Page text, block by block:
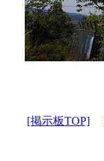
[掲示板TOP]